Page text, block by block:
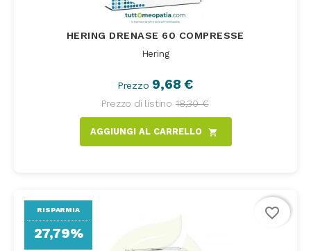
HERING DRENASE 60 COMPRESSE
Hering
Prezzo 9,68 €
Prezzo di listino 18,30 €
AGGIUNGI AL CARRELLO shopping_cart
RISPARMIA
27,79%
favorite_border